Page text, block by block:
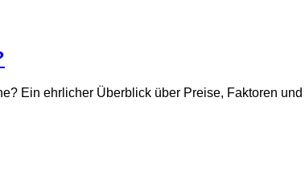
Ein ehrlicher Überblick über Preise, Faktoren